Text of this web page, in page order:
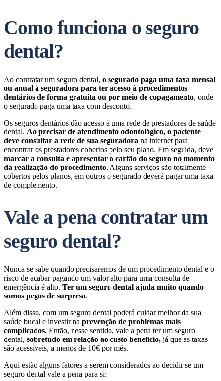
Como funciona o seguro
dental?
Ao contratar um seguro dental, o segurado paga uma taxa mensal
ou anual à seguradora para ter acesso à procedimentos
dentários de forma gratuita ou por meio de copagamento, onde
o segurado paga uma taxa com desconto.
Os seguros dentários dão acesso à uma rede de prestadores de saúde
dental. Ao precisar de atendimento odontológico, o paciente
deve consultar a rede de sua seguradora na internet para
encontrar os prestadores cobertos pelo seu plano. Em seguida, deve
marcar a consulta e apresentar o cartão do seguro no momento
da realização do procedimento. Alguns serviços são totalmente
cobertos pelos planos, em outros o segurado deverá pagar uma taxa
de complemento.
Vale a pena contratar um
seguro dental?
Nunca se sabe quando precisaremos de um procedimento dental e o
risco de acabar pagando um valor alto para uma consulta de
emergência é alto. Ter um seguro dental ajuda muito quando
somos pegos de surpresa.
Além disso, com um seguro dental poderá cuidar melhor da sua
saúde bucal e investir na prevenção de problemas mais
complicados. Então, nesse sentido, vale a pena ter um seguro
dental, sobretudo em relação ao custo benefício, já que as taxas
são acessíveis, a menos de 10€ por mês.
Aqui estão alguns fatores a serem considerados ao decidir se um
seguro dental vale a pena para si: